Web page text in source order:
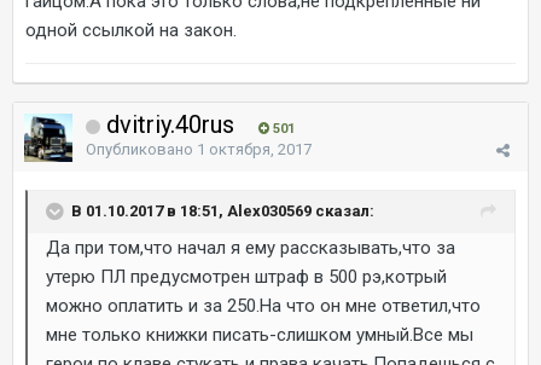
одной ссылкой на закон.
dvitriy.40rus 501
Опубликовано 1 октября, 2017
В 01.10.2017 в 18:51, Alex030569 сказал:
Да при том,что начал я ему рассказывать,что за
утерю ПЛ предусмотрен штраф в 500 рэ,котрый
можно оплатить и за 250.На что он мне ответил,что
мне только книжки писать-слишком умный.Все мы